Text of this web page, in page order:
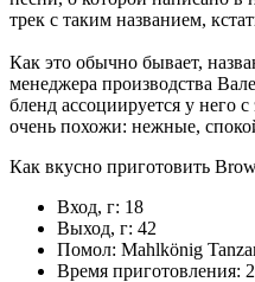
трек с таким названием,
Как это обычно бывает,
менеджера производства
бленд ассоциируется у него
очень похожи: нежные,
Как вкусно приготовить
Вход, г: 18
Выход, г: 42
Помол: Mahlkönig
Время приготовления: